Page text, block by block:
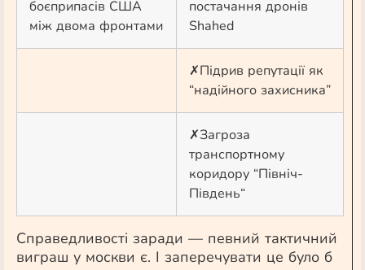
боєприпасів США
між двома фронтами
постачання дронів
Shahed
✗Підрив репутації як
“надійного захисника”
✗Загроза
транспортному
коридору “Північ-
Південь“
Справедливості заради — певний тактичний
виграш у москви є. І заперечувати це було б